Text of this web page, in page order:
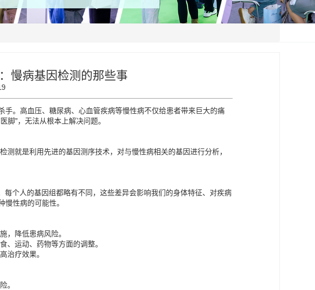
慢病基因检测的那些事
。高血压、糖尿病、心血管疾病等慢性病不仅给患者带来巨大的痛
脚”，无法从根本上解决问题。
就是利用先进的基因测序技术，对与慢性病相关的基因进行分析，
个人的基因组都略有不同，这些差异会影响我们的身体特征、对疾病
性病的可能性。
，降低患病风险。
、运动、药物等方面的调整。
治疗效果。
。